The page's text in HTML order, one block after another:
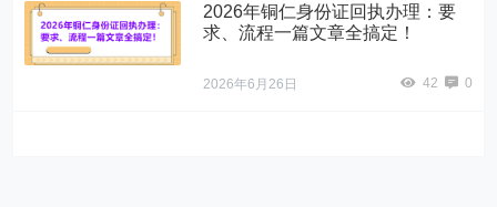
2026年铜仁身份证回执办理：要
求、流程一篇文章全搞定！
2026年6月26日 42 0